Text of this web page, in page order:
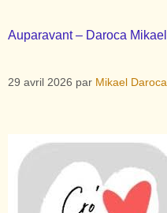
Auparavant – Daroca Mikael
29 avril 2026 par Mikael Daroca